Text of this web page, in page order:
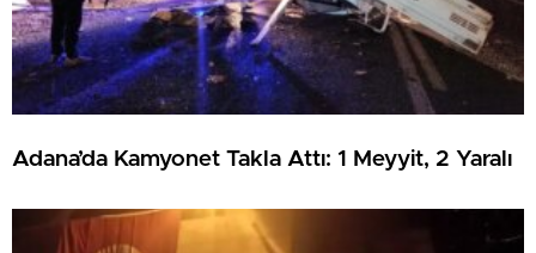
Adana’da Kamyonet Takla Attı: 1 Meyyit, 2 Yaralı